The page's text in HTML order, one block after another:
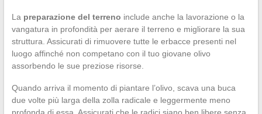
La preparazione del terreno include anche la lavorazione o la
vangatura in profondità per aerare il terreno e migliorare la sua
struttura. Assicurati di rimuovere tutte le erbacce presenti nel
luogo affinché non competano con il tuo giovane olivo
assorbendo le sue preziose risorse.
Quando arriva il momento di piantare l’olivo, scava una buca
due volte più larga della zolla radicale e leggermente meno
profonda di essa. Assicurati che le radici siano ben libere senza